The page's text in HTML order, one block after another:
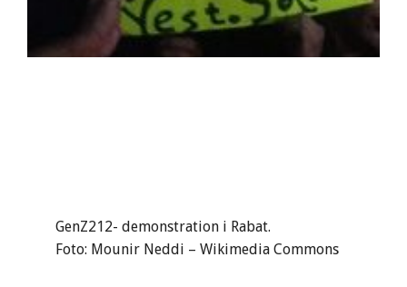
GenZ212- demonstration i Rabat.
Foto: Mounir Neddi – Wikimedia Commons